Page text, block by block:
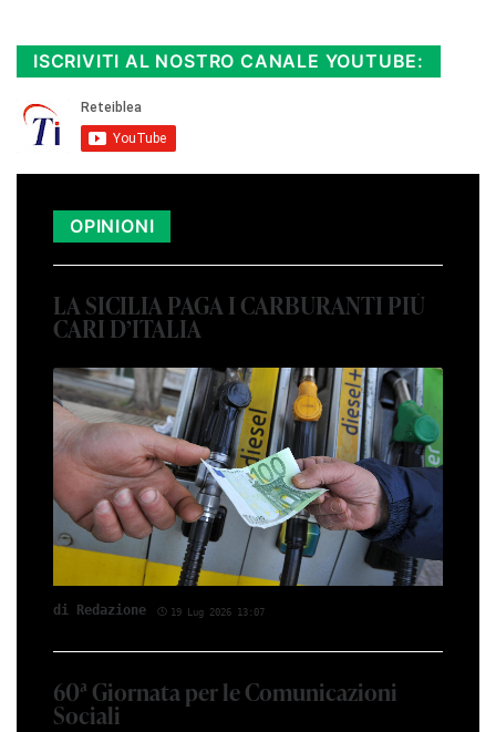
ISCRIVITI AL NOSTRO CANALE YOUTUBE:
OPINIONI
LA SICILIA PAGA I CARBURANTI PIÙ
CARI D’ITALIA
di Red­azio­ne 19 Lug 2026 13:07
60ª Giornata per le Comunicazioni
Sociali